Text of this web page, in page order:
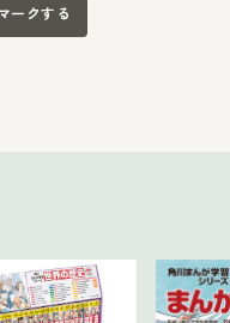
ークする